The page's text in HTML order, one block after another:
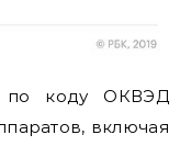
по коду ОКВЭД
включая